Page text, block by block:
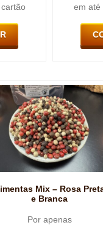
em até
Mix – Rosa
e Branca
Por apenas